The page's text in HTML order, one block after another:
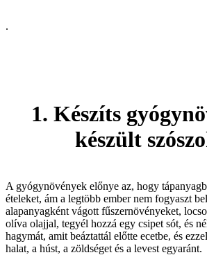
.
1. Készíts
készült
A gyógynövények előnye az, hogy
ételeket, ám a legtöbb ember nem fogyaszt
alapanyagként vágott fűszernövényeket,
olíva olajjal, tegyél hozzá egy csipet sót, és
hagymát, amit beáztattál előtte ecetbe, és
halat, a húst, a zöldséget és a levest egyaránt.